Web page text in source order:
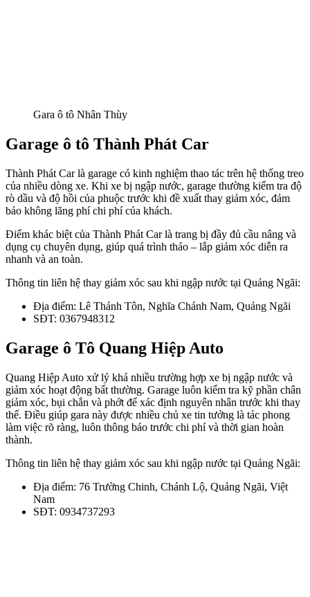
Gara ô tô Nhân Thùy
Garage ô tô Thành Phát Car
Thành Phát Car là garage có kinh nghiệm thao tác trên hệ thống treo
của nhiều dòng xe. Khi xe bị ngập nước, garage thường kiểm tra độ
rò dầu và độ hồi của phuộc trước khi đề xuất thay giảm xóc, đảm
bảo không lãng phí chi phí của khách.
Điểm khác biệt của Thành Phát Car là trang bị đầy đủ cầu nâng và
dụng cụ chuyên dụng, giúp quá trình tháo – lắp giảm xóc diễn ra
nhanh và an toàn.
Thông tin liên hệ thay giảm xóc sau khi ngập nước tại Quảng Ngãi:
Địa điểm: Lê Thánh Tôn, Nghĩa Chánh Nam, Quảng Ngãi
SĐT: 0367948312
Garage ô Tô Quang Hiệp Auto
Quang Hiệp Auto xử lý khá nhiều trường hợp xe bị ngập nước và
giảm xóc hoạt động bất thường. Garage luôn kiểm tra kỹ phần chân
giảm xóc, bụi chắn và phớt để xác định nguyên nhân trước khi thay
thế. Điều giúp gara này được nhiều chủ xe tin tưởng là tác phong
làm việc rõ ràng, luôn thông báo trước chi phí và thời gian hoàn
thành.
Thông tin liên hệ thay giảm xóc sau khi ngập nước tại Quảng Ngãi:
Địa điểm: 76 Trường Chinh, Chánh Lộ, Quảng Ngãi, Việt
Nam
SĐT: 0934737293